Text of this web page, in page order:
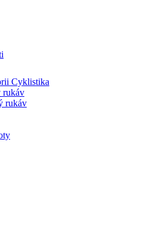
Cyklistika
rukáv
rukáv